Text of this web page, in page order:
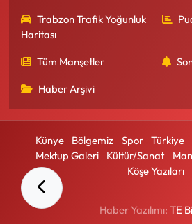
Trabzon Trafik Yoğunluk
Haritası
Tüm Manşetler
Haber Arşivi
Künye Bölgemiz Spor Türkiye
Mektup Galeri
Kültür/Sanat
Köşe Yazıları
Haber Yazılımı: TE